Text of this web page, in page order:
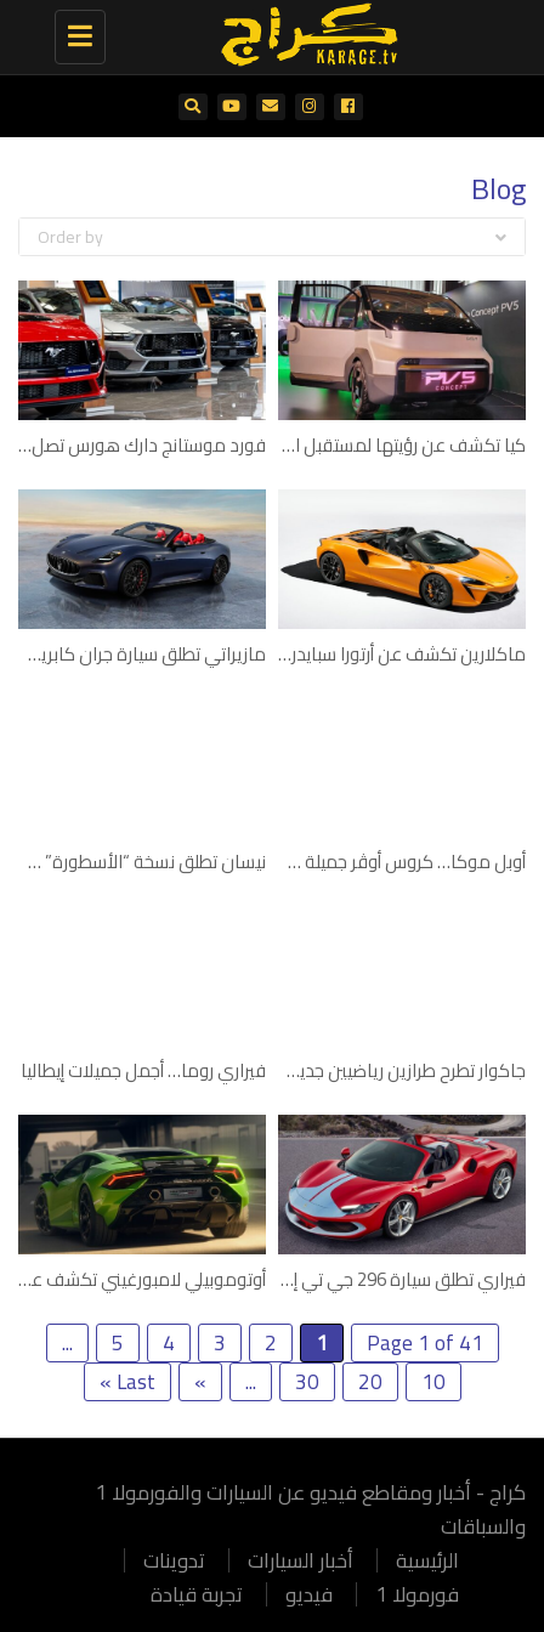
Toggle
navigation
Blog
Order by
فورد موستانج دارك هورس تصل إلى دولة الإمارات كيا تكشف عن رؤيتها لمستقبل النقل التجاري
مازيراتي تطلق سيارة جران كابريو المكشوفة الجديدة ماكلارين تكشف عن أرتورا سبايدر الجديدة
نيسان تطلق نسخة “الأسطورة” من باترول سوبر سفاري أوبل موكا… كروس أوڤر جميلة قلباً وقالباً
فيراري روما… أجمل جميلات إيطاليا جاكوار تطرح طرازين رياضيين جديدين من F-PACE
أوتوموبيلي لامبورغيني تكشف عن هوراكان تكنيكا فيراري تطلق سيارة 296 جي تي إس المكشوفة
Page 1 of 41
1
2
3
4
5
...
10
20
30
...
»
Last »
كراج - أخبار ومقاطع فيديو عن السيارات والفورمولا 1
والسباقات
الرئيسية
أخبار السيارات
تدوينات
فورمولا 1
فيديو تجربة قيادة